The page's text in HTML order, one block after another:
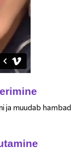
ja muudab hambad